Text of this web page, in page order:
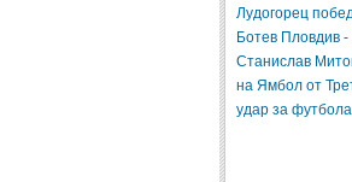
Лудогорец
Ботев Пловдив
Станислав
на Ямбол от
удар за